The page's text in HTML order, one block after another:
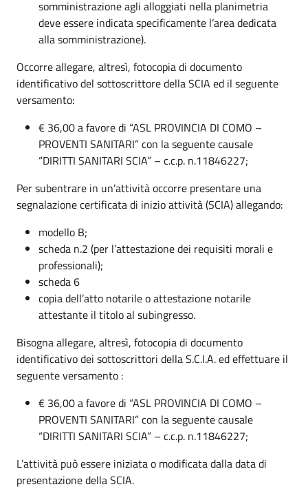
somministrazione agli alloggiati nella planimetria
deve essere indicata specificamente l’area dedicata
alla somministrazione).
Occorre allegare, altresì, fotocopia di documento
identificativo del sottoscrittore della SCIA ed il seguente
versamento:
€ 36,00 a favore di “ASL PROVINCIA DI COMO –
PROVENTI SANITARI” con la seguente causale
“DIRITTI SANITARI SCIA” – c.c.p. n.11846227;
Per subentrare in un’attività occorre presentare una
segnalazione certificata di inizio attività (SCIA) allegando:
modello B;
scheda n.2 (per l’attestazione dei requisiti morali e
professionali);
scheda 6
copia dell’atto notarile o attestazione notarile
attestante il titolo al subingresso.
Bisogna allegare, altresì, fotocopia di documento
identificativo dei sottoscrittori della S.C.I.A. ed effettuare il
seguente versamento :
€ 36,00 a favore di “ASL PROVINCIA DI COMO –
PROVENTI SANITARI” con la seguente causale
“DIRITTI SANITARI SCIA” – c.c.p. n.11846227;
L’attività può essere iniziata o modificata dalla data di
presentazione della SCIA.